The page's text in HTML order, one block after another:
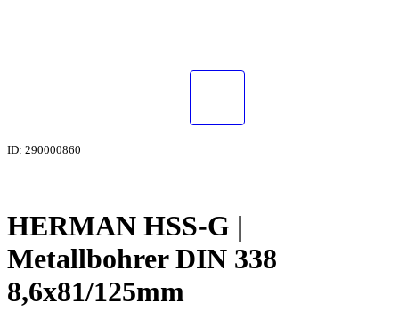
ID: 290000860
HERMAN HSS-G |
Metallbohrer DIN 338
8,6x81/125mm